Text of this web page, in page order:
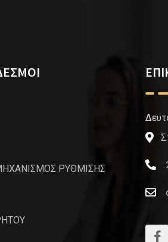
ΡΥΘΜΙΣΗΣ